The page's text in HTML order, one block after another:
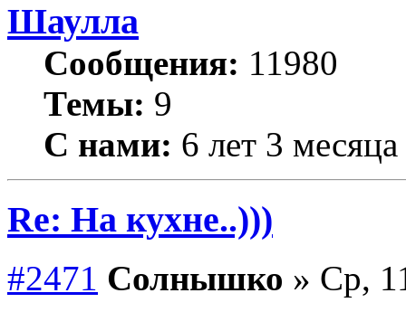
Шаулла
Сообщения: 11980
Темы: 9
С нами: 6 лет 3 месяца
Re: На кухне..)))
#2471 Солнышко » Ср,